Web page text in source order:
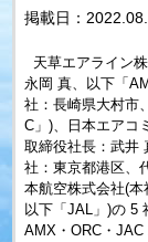
掲載日：
天草エアライン
永岡 真、以下「
社：長崎県大村市
C」)、日本エアコ
取締役社長：武井
社：東京都港区、
本航空株式会社(本
以下「JAL」)の 5
AMX・ORC・